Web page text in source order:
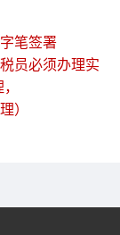
笔签署
员必须办理实
）